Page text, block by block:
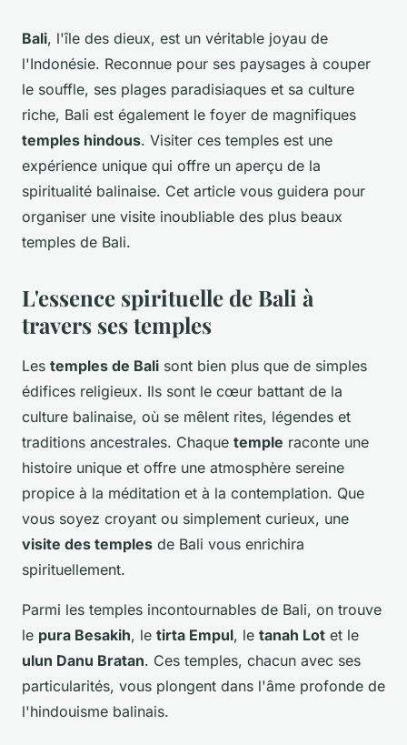
Bali, l'île des dieux, est un véritable joyau de
l'Indonésie. Reconnue pour ses paysages à couper
le souffle, ses plages paradisiaques et sa culture
riche, Bali est également le foyer de magnifiques
temples hindous. Visiter ces temples est une
expérience unique qui offre un aperçu de la
spiritualité balinaise. Cet article vous guidera pour
organiser une visite inoubliable des plus beaux
temples de Bali.
L'essence spirituelle de Bali à
travers ses temples
Les temples de Bali sont bien plus que de simples
édifices religieux. Ils sont le cœur battant de la
culture balinaise, où se mêlent rites, légendes et
traditions ancestrales. Chaque temple raconte une
histoire unique et offre une atmosphère sereine
propice à la méditation et à la contemplation. Que
vous soyez croyant ou simplement curieux, une
visite des temples de Bali vous enrichira
spirituellement.
Parmi les temples incontournables de Bali, on trouve
le pura Besakih, le tirta Empul, le tanah Lot et le
ulun Danu Bratan. Ces temples, chacun avec ses
particularités, vous plongent dans l'âme profonde de
l'hindouisme balinais.